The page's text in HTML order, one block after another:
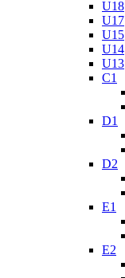
U18
U17
U15
U14
U13
C1
D1
D2
E1
E2